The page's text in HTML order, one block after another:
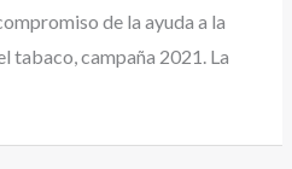
de la ayuda a la
tabaco, campaña 2021. La